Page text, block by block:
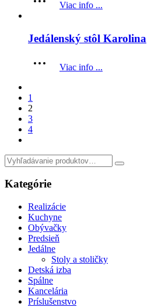
Viac info ...
Jedálenský stôl Karolina
Viac info ...
1
2
3
4
Search
for:
Kategórie
Realizácie
Kuchyne
Obývačky
Predsieň
Jedálne
Stoly a stoličky
Detská izba
Spálne
Kancelária
Príslušenstvo